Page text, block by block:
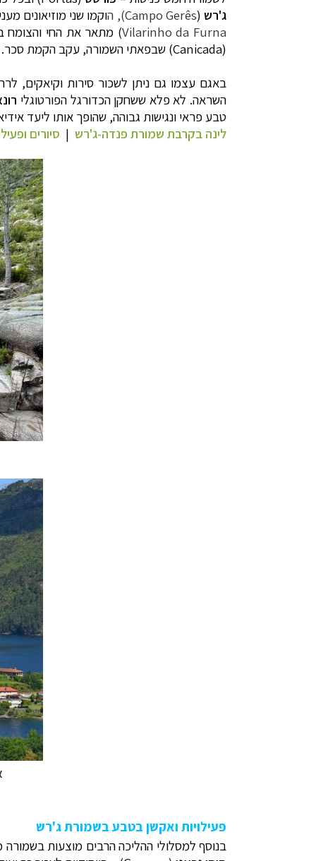
ג'רש(Campo Gerês), ה וקמו שני מוזיאונים
Vilarinho da Furna) מתאר את החי והצומח
(
Canicada) שבפאתי השמורה, עקב הקמת סכר.
באגם עצמו גם ניתן לשכור סירות וקיאקים,
השראה. לא פלא ששחקן הכדורגל הפורטוגלי
טבע פראי ונגישות גבוהה, שהופך אותו ליעד
לינה בקרבת שמורת פנדה-ג'רש | סיורים
פעילויות ואקשן בטבע בשמורת ג'רש
בנוסף למסלולי ההליכה הרבים מוצעות בשמורה